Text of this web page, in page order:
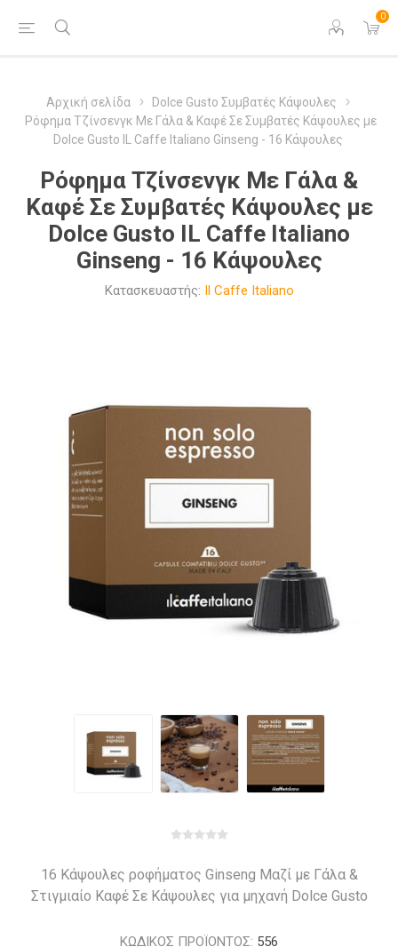
0
Αρχική σελίδα
Dolce Gusto Συμβατές Κάψουλες
Ρόφημα Τζίνσενγκ Με Γάλα & Καφέ Σε Συμβατές Κάψουλες με
Dolce Gusto IL Caffe Italiano Ginseng - 16 Κάψουλες
Ρόφημα Τζίνσενγκ Με Γάλα &
Καφέ Σε Συμβατές Κάψουλες με
Dolce Gusto IL Caffe Italiano
Ginseng - 16 Κάψουλες
Κατασκευαστής: Il Caffe Italiano
16 Κάψουλες ροφήματος Ginseng Μαζί με Γάλα &
Στιγμιαίο Καφέ Σε Κάψουλες για μηχανή Dolce Gusto
ΚΩΔΙΚΟΣ ΠΡΟΪΟΝΤΟΣ: 556